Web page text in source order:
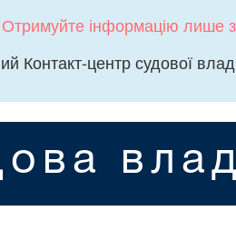
Отримуйте інформацію лише
Контакт-центр судової